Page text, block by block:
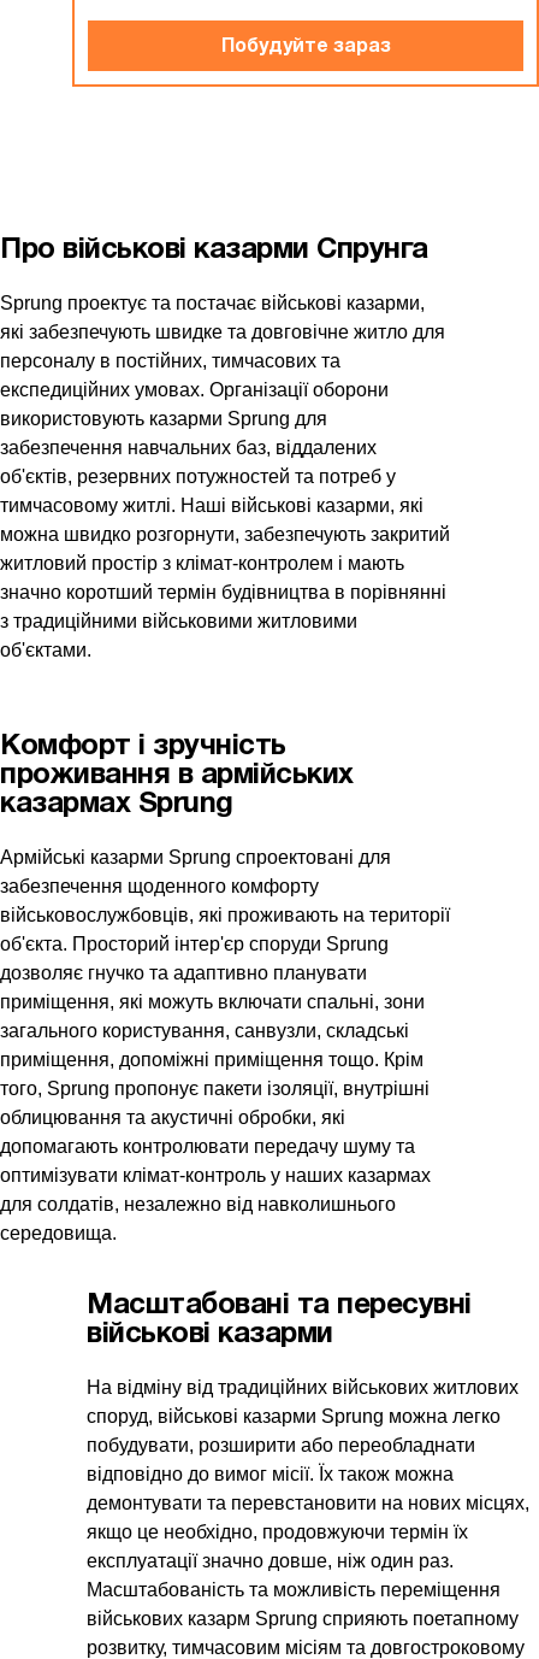
Побудуйте зараз
Про військові казарми Спрунга
Sprung проектує та постачає військові казарми,
які забезпечують швидке та довговічне житло для
персоналу в постійних, тимчасових та
експедиційних умовах. Організації оборони
використовують казарми Sprung для
забезпечення навчальних баз, віддалених
об'єктів, резервних потужностей та потреб у
тимчасовому житлі. Наші військові казарми, які
можна швидко розгорнути, забезпечують закритий
житловий простір з клімат-контролем і мають
значно коротший термін будівництва в порівнянні
з традиційними військовими житловими
об'єктами.
Комфорт і зручність
проживання в армійських
казармах Sprung
Армійські казарми Sprung спроектовані для
забезпечення щоденного комфорту
військовослужбовців, які проживають на території
об'єкта. Просторий інтер'єр споруди Sprung
дозволяє гнучко та адаптивно планувати
приміщення, які можуть включати спальні, зони
загального користування, санвузли, складські
приміщення, допоміжні приміщення тощо. Крім
того, Sprung пропонує пакети ізоляції, внутрішні
облицювання та акустичні обробки, які
допомагають контролювати передачу шуму та
оптимізувати клімат-контроль у наших казармах
для солдатів, незалежно від навколишнього
середовища.
Масштабовані та пересувні
військові казарми
На відміну від традиційних військових житлових
споруд, військові казарми Sprung можна легко
побудувати, розширити або переобладнати
відповідно до вимог місії. Їх також можна
демонтувати та перевстановити на нових місцях,
якщо це необхідно, продовжуючи термін їх
експлуатації значно довше, ніж один раз.
Масштабованість та можливість переміщення
військових казарм Sprung сприяють поетапному
розвитку, тимчасовим місіям та довгостроковому